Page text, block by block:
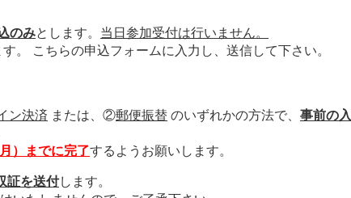
のみとします。 当日参加受付は行いません。
。 こちらの申込フォームに入力し、送信して下さい。
ン決済 または、②郵便振替のいずれかの方法で、 事前の
）までに完了するようお願いします。
証を送付します。